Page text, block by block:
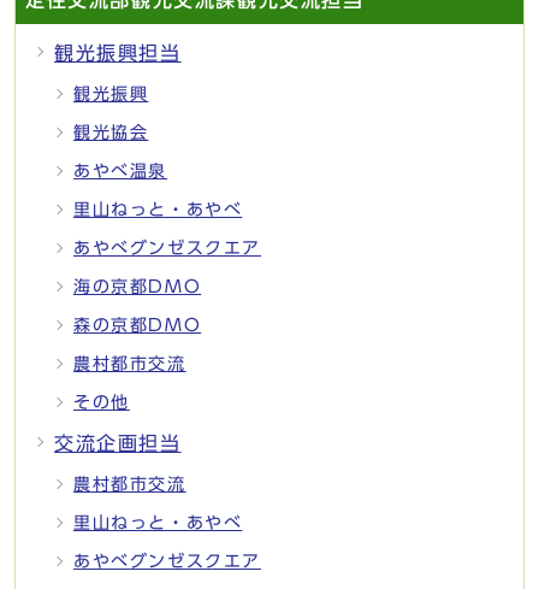
観光振興担当
観光振興
観光協会
あやべ温泉
里山ねっと・あやべ
あやべグンゼスクエア
海の京都DMO
森の京都DMO
農村都市交流
その他
交流企画担当
農村都市交流
里山ねっと・あやべ
あやべグンゼスクエア